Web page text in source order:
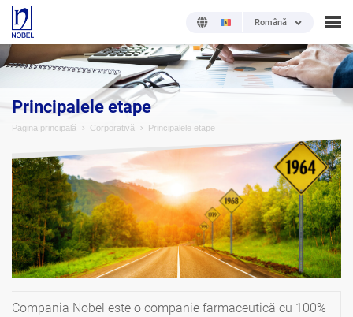
Română
Principalele etape
Pagina principală Corporativă Principalele etape
Compania Nobel este o companie farmaceutică cu 100%